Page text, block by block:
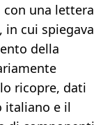
con una lettera
in cui spiegava
della
ricopre, dati
e il